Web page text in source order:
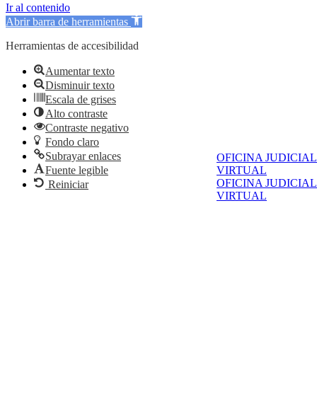
OFICINA JUDICIAL
VIRTUAL
OFICINA JUDICIAL
VIRTUAL
Ir al contenido
Abrir barra de herramientas
Herramientas de accesibilidad
Aumentar texto
Disminuir texto
Escala de grises
Alto contraste
Contraste negativo
Fondo claro
Subrayar enlaces
Fuente legible
Reiniciar